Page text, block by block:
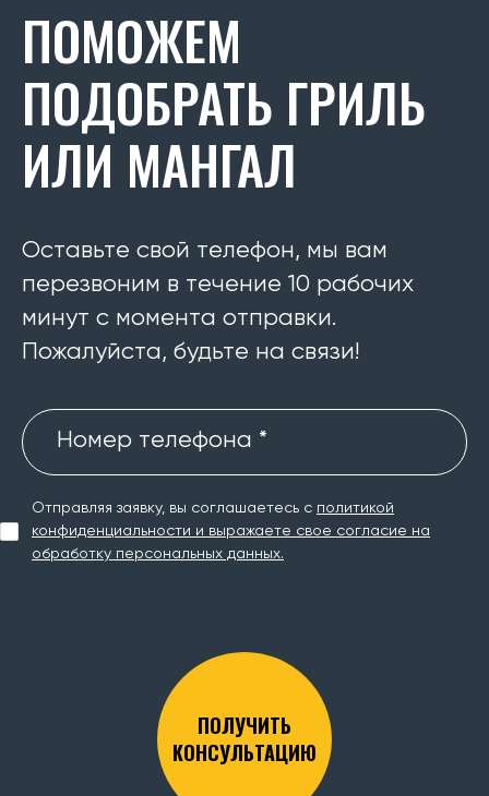
ПОМОЖЕМ
ПОДОБРАТЬ ГРИЛЬ
ИЛИ МАНГАЛ
Оставьте свой телефон, мы вам
перезвоним в течение 10 рабочих
минут с момента отправки.
Пожалуйста, будьте на связи!
Номер телефона *
Отправляя заявку, вы соглашаетесь с политикой
конфиденциальности и выражаете свое согласие на
обработку персональных данных.
ПОЛУЧИТЬ
КОНСУЛЬТАЦИЮ